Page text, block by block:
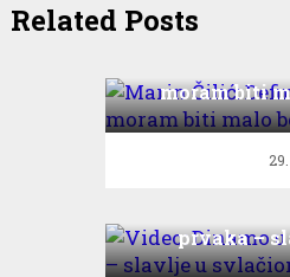
Related Posts
moram biti
prvaka –